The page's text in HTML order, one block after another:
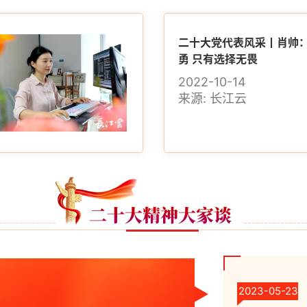
二十大党代表风采丨肖帅
勇 只有选择无畏
2022-10-14
来源: 长江云
2023-05-23